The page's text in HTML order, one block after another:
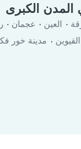
الكبرى
العين عجمان
مدينة خور